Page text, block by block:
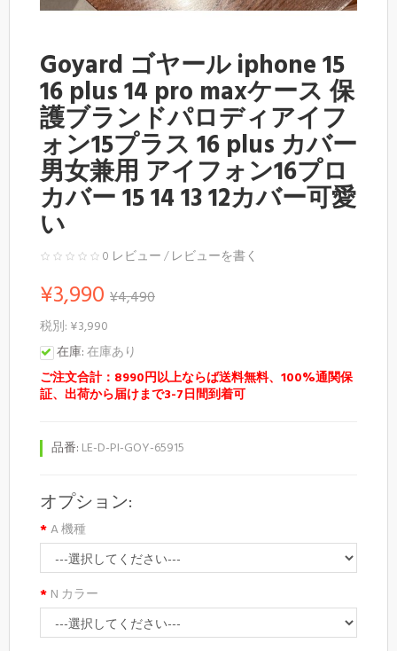
Goyard ゴヤール iphone 15
16 plus 14 pro maxケース 保
護ブランドパロディアイフ
ォン15プラス 16 plus カバー
男女兼用 アイフォン16プロ
カバー 15 14 13 12カバー可愛
い
0 レビュー/レビューを書く
¥3,990 ¥4,490
税別: ¥3,990
在庫:在庫あり
ご注文合計：8990円以上ならば送料無料、100%通関保
証、出荷から届けまで3-7日間到着可
品番: LE-D-PI-GOY-65915
オプション:
A 機種
N カラー